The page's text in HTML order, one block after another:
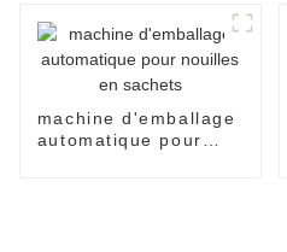
avec accumulateurs à
trois entrées
machine d'emballage
automatique pour